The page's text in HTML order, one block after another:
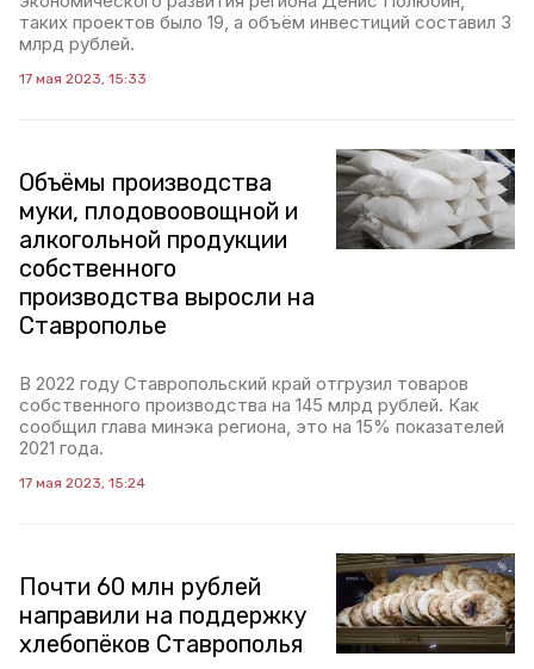
таких проектов было 19, а объём инвестиций составил 3
млрд рублей.
17 мая 2023, 15:33
Объёмы производства
муки, плодовоовощной и
алкогольной продукции
собственного
производства выросли на
Ставрополье
В 2022 году Ставропольский край отгрузил товаров
собственного производства на 145 млрд рублей. Как
сообщил глава минэка региона, это на 15% показателей
2021 года.
17 мая 2023, 15:24
Почти 60 млн рублей
направили на поддержку
хлебопёков Ставрополья